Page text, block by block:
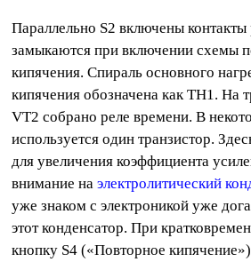
Параллельно S2 включены контакты
замыкаются при включении схемы
кипячения. Спираль основного
кипячения обозначена как TH1. На
VT2 собрано реле времени. В
используется один транзистор.
для увеличения коэффициента
внимание наэлектролитический
уже знаком с электроникой уже
этот конденсатор. При
кнопку S4 («Повторное